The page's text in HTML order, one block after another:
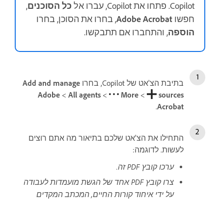
Copilot. פתחו את Copilot, עברו אל
כל הסוכנים,
חפשו Adobe Acrobat, בחרו את הסוכן, בחרו
הוספה, והתחברו אם תתבקשו.
בתיבת הצ'אט של Copilot, בחרו
Add and manage
sources‏
>
More‏
>
All agents‏
>
Adobe
Acrobat
.
התחילו את הצ'אט שלכם בתיאור מה אתם רוצים
לעשות. לדוגמה:
ערכו קובץ PDF זה.
צרו קובץ PDF אחד של הגשת מועמדות לעבודה
על ידי איחוד קורות החיים, המכתב המקדים